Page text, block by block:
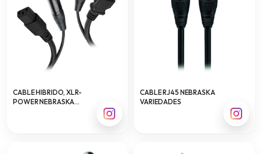
CABLE HIBRIDO, XLR-
POWER NEBRASKA
CABLE RJ45 NEBRASKA
VARIEDADES